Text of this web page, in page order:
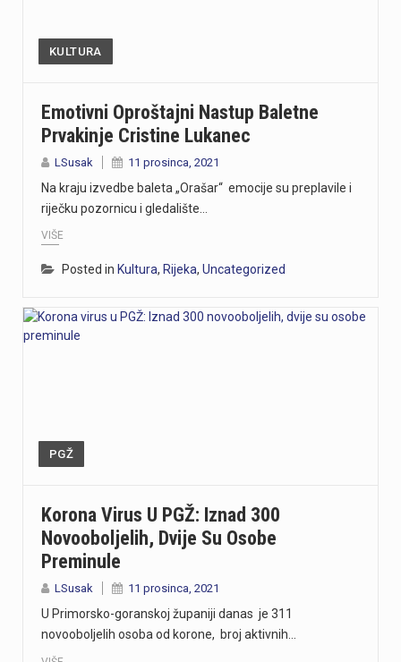
KULTURA
Emotivni Oproštajni Nastup Baletne
Prvakinje Cristine Lukanec
LSusak 11 prosinca, 2021
Na kraju izvedbe baleta „Orašar“ emocije su preplavile i
riječku pozornicu i gledalište…
VIŠE
Posted in Kultura, Rijeka, Uncategorized
PGŽ
Korona Virus U PGŽ: Iznad 300
Novooboljelih, Dvije Su Osobe
Preminule
LSusak 11 prosinca, 2021
U Primorsko-goranskoj županiji danas je 311
novooboljelih osoba od korone, broj aktivnih…